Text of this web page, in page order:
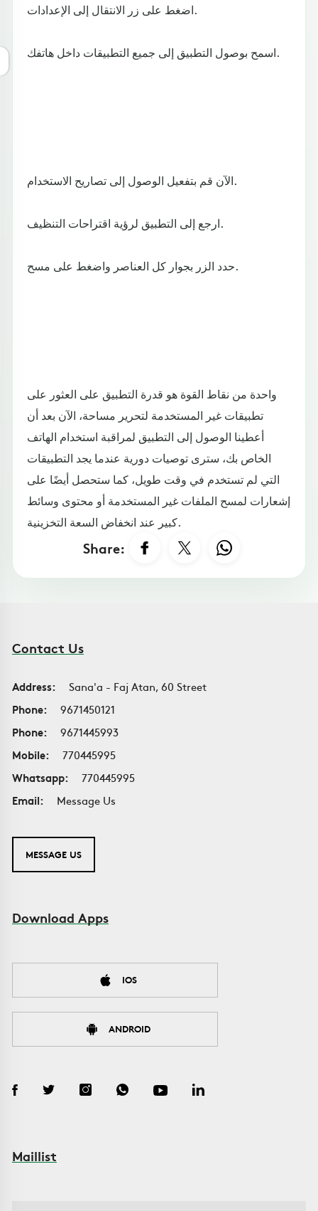
اضغط على زر الانتقال إلى الإعدادات.
اسمح بوصول التطبيق إلى جميع التطبيقات داخل هاتفك.
الآن قم بتفعيل الوصول إلى تصاريح الاستخدام.
ارجع إلى التطبيق لرؤية اقتراحات التنظيف.
حدد الزر بجوار كل العناصر واضغط على مسح.
واحدة من نقاط القوة هو قدرة التطبيق على العثور على
تطبيقات غير المستخدمة لتحرير مساحة، الآن بعد أن
أعطينا الوصول إلى التطبيق لمراقبة استخدام الهاتف
الخاص بك، سترى توصيات دورية عندما يجد التطبيقات
التي لم تستخدم في وقت طويل، كما ستحصل أيضًا على
إشعارات لمسح الملفات غير المستخدمة أو محتوى وسائط
كبير عند انخفاض السعة التخزينية.
Share:
Contact Us
Address:
Sana'a - Faj Atan, 60 Street
Phone:
9671450121
Phone:
9671445993
Mobile:
770445995
Whatsapp:
770445995
Email:
Message Us
MESSAGE US
Download Apps
IOS
ANDROID
Maillist